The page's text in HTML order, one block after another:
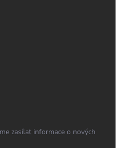
zasílat informace o nových